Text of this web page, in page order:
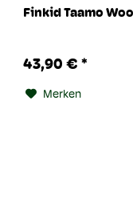
Finkid Taamo
43,90 € *
Merken